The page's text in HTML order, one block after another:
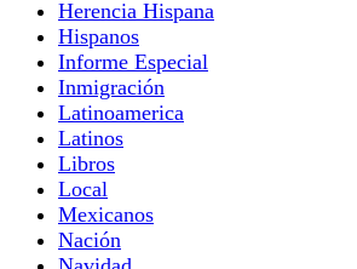
Herencia Hispana
Hispanos
Informe Especial
Inmigración
Latinoamerica
Latinos
Libros
Local
Mexicanos
Nación